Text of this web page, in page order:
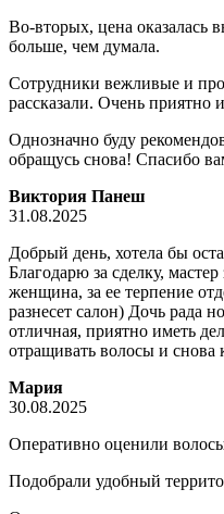
Во-вторых, цена
больше, чем думала.
Сотрудники вежливые и
рассказали. Очень приятно
Однозначно буду
обращусь снова! Спасибо
Виктория Панеш
31.08.2025
Добрый день, хотела бы
Благодарю за сделку,
женщина, за ее терпение
разнесет салон) Дочь рада
отличная, приятно иметь
отращивать волосы и снова
Мария
30.08.2025
Оперативно оценили
Подобрали удобный